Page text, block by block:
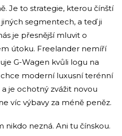
Je to strategie, kterou čínští
segmentech, a teď ji
je přesnější mluvit o
útoku. Freelander nemíří
G-Wagen kvůli logu na
moderní luxusní terénní
je ochotný zvážit novou
víc výbavy za méně peněz.
nikdo nezná. Ani tu čínskou.